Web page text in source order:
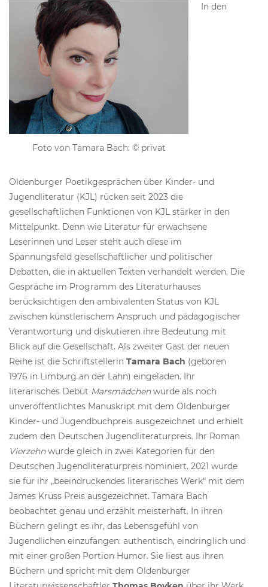
Foto von Tamara Bach: © privat
In den
Oldenburger Poetikgesprächen über Kinder- und
Jugendliteratur (KJL) rücken seit 2023 die
gesellschaftlichen Funktionen von KJL stärker in den
Mittelpunkt. Denn wie Literatur für erwachsene
Leserinnen und Leser steht auch diese im
Spannungsfeld gesellschaftlicher und politischer
Debatten, die in aktuellen Texten verhandelt werden. Die
Gespräche im Programm des Literaturhauses
berücksichtigen den ambivalenten Status von KJL
zwischen künstlerischem Anspruch und pädagogischer
Verantwortung und diskutieren ihre Bedeutung mit
Blick auf die Gesellschaft. Als zweiter Gast der neuen
Reihe ist die Schriftstellerin Tamara Bach (geboren
1976 in Limburg an der Lahn) eingeladen. Ihr
literarisches Debüt Marsmädchenwurde als noch
unveröffentlichtes Manuskript mit dem Oldenburger
Kinder- und Jugendbuchpreis ausgezeichnet und erhielt
zudem den Deutschen Jugendliteraturpreis. Ihr Roman
Vierzehnwurde gleich in zwei Kategorien für den
Deutschen Jugendliteraturpreis nominiert. 2021 wurde
sie für ihr „beeindruckendes literarisches Werk“ mit dem
James Krüss Preis ausgezeichnet. Tamara Bach
beobachtet genau und erzählt meisterhaft. In ihren
Büchern gelingt es ihr, das Lebensgefühl von
Jugendlichen einzufangen: authentisch, eindringlich und
mit einer großen Portion Humor. Sie liest aus ihren
Büchern und spricht mit dem Oldenburger